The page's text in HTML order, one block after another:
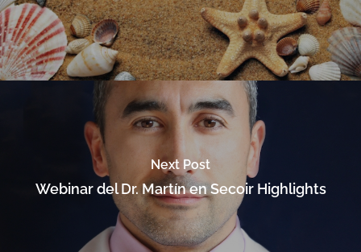
Next Post
Webinar del Dr. Martín en Secoir Highlights